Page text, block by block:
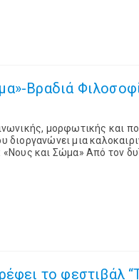
Βραδιά
μορφωτικής και
διοργανώνει μια
και Σώμα» Από τον
το φεστιβάλ